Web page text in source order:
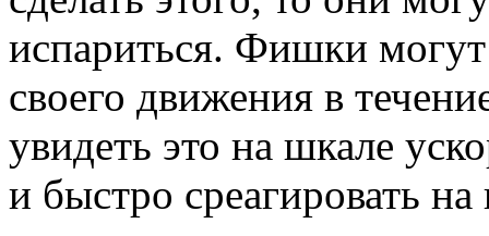
испариться. Фишки могут
своего движения в
увидеть это на шкале
и быстро среагировать